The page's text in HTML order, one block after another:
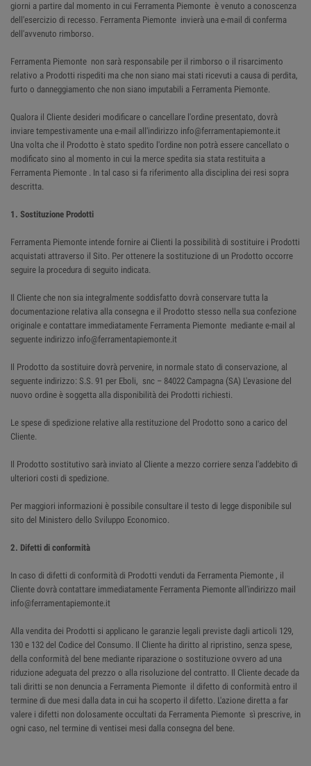
giorni a partire dal momento in cui Ferramenta Piemonte è venuto a conoscenza
dell'esercizio di recesso. Ferramenta Piemonte invierà una e-mail di conferma
dell'avvenuto rimborso.
Ferramenta Piemonte non sarà responsabile per il rimborso o il risarcimento
relativo a Prodotti rispediti ma che non siano mai stati ricevuti a causa di perdita,
furto o danneggiamento che non siano imputabili a Ferramenta Piemonte.
Qualora il Cliente desideri modificare o cancellare l'ordine presentato, dovrà
inviare tempestivamente una e-mail all'indirizzo info@ferramentapiemonte.it
Una volta che il Prodotto è stato spedito l'ordine non potrà essere cancellato o
modificato sino al momento in cui la merce spedita sia stata restituita a
Ferramenta Piemonte . In tal caso si fa riferimento alla disciplina dei resi sopra
descritta.
1. Sostituzione Prodotti
Ferramenta Piemonte intende fornire ai Clienti la possibilità di sostituire i Prodotti
acquistati attraverso il Sito. Per ottenere la sostituzione di un Prodotto occorre
seguire la procedura di seguito indicata.
Il Cliente che non sia integralmente soddisfatto dovrà conservare tutta la
documentazione relativa alla consegna e il Prodotto stesso nella sua confezione
originale e contattare immediatamente Ferramenta Piemonte mediante e-mail al
seguente indirizzo info@ferramentapiemonte.it
Il Prodotto da sostituire dovrà pervenire, in normale stato di conservazione, al
seguente indirizzo: S.S. 91 per Eboli, snc – 84022 Campagna (SA) L'evasione del
nuovo ordine è soggetta alla disponibilità dei Prodotti richiesti.
Le spese di spedizione relative alla restituzione del Prodotto sono a carico del
Cliente.
Il Prodotto sostitutivo sarà inviato al Cliente a mezzo corriere senza l'addebito di
ulteriori costi di spedizione.
Per maggiori informazioni è possibile consultare il testo di legge disponibile sul
sito del Ministero dello Sviluppo Economico.
2. Difetti di conformità
In caso di difetti di conformità di Prodotti venduti da Ferramenta Piemonte , il
Cliente dovrà contattare immediatamente Ferramenta Piemonte all'indirizzo mail
info@ferramentapiemonte.it
Alla vendita dei Prodotti si applicano le garanzie legali previste dagli articoli 129,
130 e 132 del Codice del Consumo. Il Cliente ha diritto al ripristino, senza spese,
della conformità del bene mediante riparazione o sostituzione ovvero ad una
riduzione adeguata del prezzo o alla risoluzione del contratto. Il Cliente decade da
tali diritti se non denuncia a Ferramenta Piemonte il difetto di conformità entro il
termine di due mesi dalla data in cui ha scoperto il difetto. L'azione diretta a far
valere i difetti non dolosamente occultati da Ferramenta Piemonte sì prescrive, in
ogni caso, nel termine di ventisei mesi dalla consegna del bene.